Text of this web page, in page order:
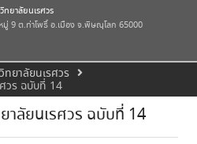
ทยาลัยนเรศวร
มู่ 9 ต.ท่าโพธิ์ อ.เมือง จ.พิษณุโลก 65000
ยาลัยนเรศวร
วร ฉบับที่ 14
ลัยนเรศวร ฉบับที่ 14